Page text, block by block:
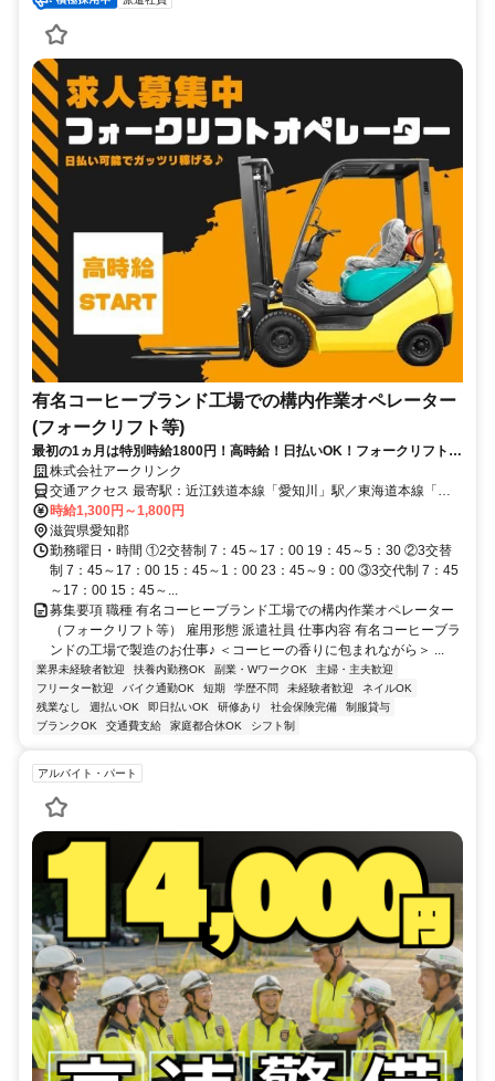
有名コーヒーブランド工場での構内作業オペレーター
(フォークリフト等)
最初の1ヵ月は特別時給1800円！高時給！日払いOK！フォークリフト免
許があれば未経験・ブランクOK
株式会社アークリンク
交通アクセス 最寄駅：近江鉄道本線「愛知川」駅／東海道本線「稲
枝」駅／東海道本線「能登川」駅
時給1,300円～1,800円
滋賀県愛知郡
勤務曜日・時間 ①2交替制 7：45～17：00 19：45～5：30 ②3交替
制 7：45～17：00 15：45～1：00 23：45～9：00 ③3交代制 7：45
～17：00 15：45～...
募集要項 職種 有名コーヒーブランド工場での構内作業オペレーター
（フォークリフト等） 雇用形態 派遣社員 仕事内容 有名コーヒーブラ
ンドの工場で製造のお仕事♪ ＜コーヒーの香りに包まれながら＞ ...
業界未経験者歓迎 扶養内勤務OK 副業・WワークOK
主婦・主夫歓迎
フリーター歓迎
バイク通勤OK 短期 学歴不問 未経験者歓迎
ネイルOK
残業なし
週払いOK 即日払いOK 研修あり 社会保険完備
制服貸与
ブランクOK
交通費支給 家庭都合休OK シフト制
アルバイト・パート